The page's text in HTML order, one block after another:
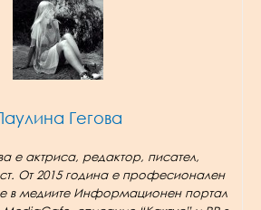
Гегова
е актриса, редактор, писател,
От 2015 година е професионален
в медиите Информационен портал